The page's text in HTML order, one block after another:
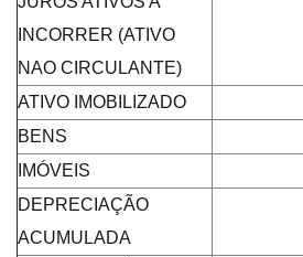
INCORRER (ATIVO
NAO CIRCULANTE)
ATIVO IMOBILIZADO
BENS
IMÓVEIS
DEPRECIAÇÃO
ACUMULADA